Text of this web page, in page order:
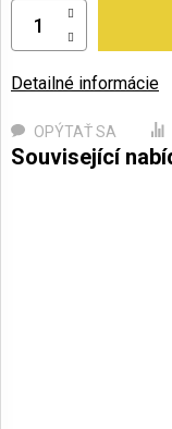
Detailné informácie
OPÝTAŤ SA